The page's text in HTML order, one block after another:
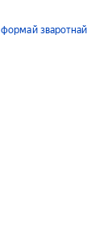
формай зваротнай